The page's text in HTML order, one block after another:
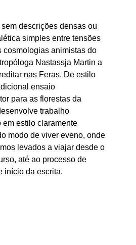
descrições densas ou
simples entre tensões
cosmologias animistas do
Nastassja Martin a
nas Feras. De estilo
ensaio
para as florestas da
trabalho
em estilo claramente
modo de viver eveno, onde
levados a viajar desde o
até ao processo de
início da escrita.